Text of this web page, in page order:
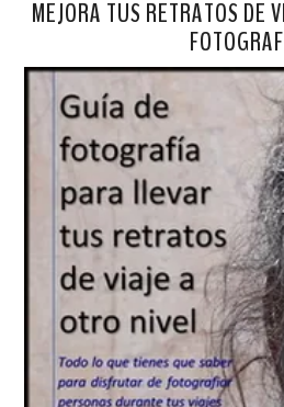
MEJORA TUS RETRATOS DE